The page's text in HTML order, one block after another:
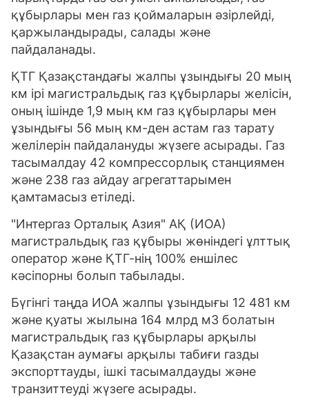
құбырлары мен газ қоймаларын әзірлейді,
қаржыландырады, салады және
пайдаланады.
ҚТГ Қазақстандағы жалпы ұзындығы 20 мың
км ірі магистральдық газ құбырлары желісін,
оның ішінде 1,9 мың км газ құбырлары мен
ұзындығы 56 мың км-ден астам газ тарату
желілерін пайдалануды жүзеге асырады. Газ
тасымалдау 42 компрессорлық станциямен
және 238 газ айдау агрегаттарымен
қамтамасыз етіледі.
"Интергаз Орталық Азия" АҚ (ИОА)
магистральдық газ құбыры жөніндегі ұлттық
оператор және ҚТГ-нің 100% еншілес
кәсіпорны болып табылады.
Бүгінгі таңда ИОА жалпы ұзындығы 12 481 км
және қуаты жылына 164 млрд м3 болатын
магистральдық газ құбырлары арқылы
Қазақстан аумағы арқылы табиғи газды
экспорттауды, ішкі тасымалдауды және
транзиттеуді жүзеге асырады.